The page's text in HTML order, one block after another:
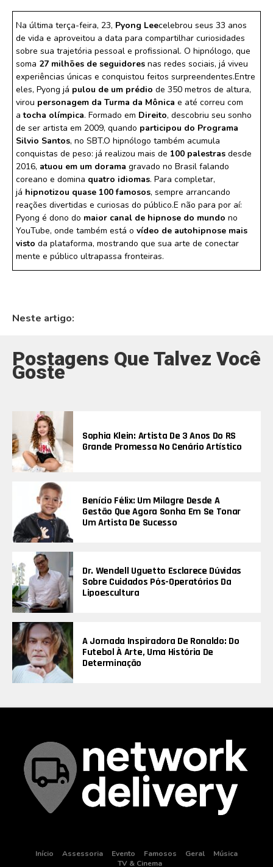
Na última terça-feira, 23, Pyong Leecelebrou seus 33 anos
de vida e aproveitou a data para compartilhar curiosidades
sobre sua trajetória pessoal e profissional. O hipnólogo, que
soma 27 milhões de seguidores nas redes sociais, já viveu
experiências únicas e conquistou feitos surpreendentes.Entre
eles, Pyong já pulou de um prédio de 350 metros de altura,
virou personagem da Turma da Mônica e até correu com
atocha olímpica. Formado em Direito, descobriu seu sonho
de ser artista em 2009, quando participou do Programa
Silvio Santos, no SBT.O hipnólogo também acumula
conquistas de peso: já realizou mais de 100 palestras desde
2016, atuou em um dorama gravado no Brasil falando
coreano e domina quatro idiomas. Para completar,
já hipnotizou quase 100 famosos, sempre arrancando
reações divertidas e curiosas do público.E não para por aí:
Pyong é dono do maior canal de hipnose do mundo no
YouTube, onde também está o vídeo de autohipnose mais
visto da plataforma, mostrando que sua arte de conectar
mente e público ultrapassa fronteiras.
Neste artigo:
Postagens Que Talvez Você
Goste
Sophia Klein: Artista De 3 Anos Do RS
Grande Promessa No Cenário Artístico
Benício Félix: Um Milagre Desde A
Gestão Que Agora Sonha Em Se Tonar
Um Artista De Sucesso
Dr. Wendell Uguetto Esclarece Dúvidas
Sobre Cuidados Pós-Operatórios Da
Lipoescultura
A Jornada Inspiradora De Ronaldo: Do
Futebol À Arte, Uma História De
Determinação
Início Assessoria Evento Famosos Geral
Música
TV & Cinema